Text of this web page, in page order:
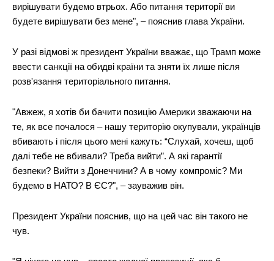
вирішувати будемо втрьох. Або питання території ви
будете вирішувати без мене", – пояснив глава України.
У разі відмові ж президент України вважає, що Трамп може
ввести санкції на обидві країни та зняти їх лише після
розв'язання територіального питання.
"Авжеж, я хотів би бачити позицію Америки зважаючи на
те, як все почалося – нашу територію окупували, українців
вбивають і після цього мені кажуть: “Слухай, хочеш, щоб
далі тебе не вбивали? Треба вийти”. А які гарантії
безпеки? Вийти з Донеччини? А в чому компроміс? Ми
будемо в НАТО? В ЄС?", – зауважив він.
Президент України пояснив, що на цей час він такого не
чув.